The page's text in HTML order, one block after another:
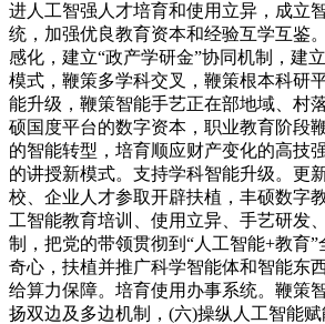
进人工智强人才培育和使用立异，成立
统，加强优良教育资本和经验互学互鉴
感化，建立“政产学研金”协同机制，建
模式，鞭策多学科交叉，鞭策根本科研
能升级，鞭策智能手艺正在部地域、村
硕国度平台的数字资本，职业教育阶段
的智能转型，培育顺应财产变化的高技
的讲授新模式。支持学科智能升级。更
校、企业人才参取开辟扶植，丰硕数字
工智能教育培训、使用立异、手艺研发
制，把党的带领贯彻到“人工智能+教育
奇心，扶植并推广科学智能体和智能东
给算力保障。培育使用办事系统。鞭策
扬双边及多边机制，(六)操纵人工智能